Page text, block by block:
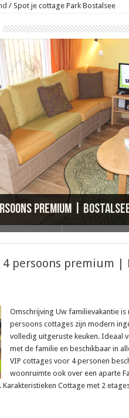
/ Spot je cottage Park Bostalsee
premium |
premium Bostalsee
468 Bostalsee
Bostalsee229 Park Bostalsee
persoons premium |
Omschrijving Uw familievakantie is
persoons cottages zijn modern
volledig uitgeruste keuken. Ideaal
met de familie en beschikbaar in
VIP cottages voor 4 personen
woonruimte ook over een aparte
Cottage met 2